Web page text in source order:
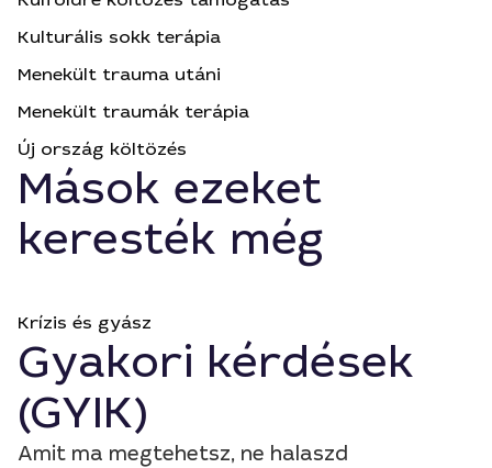
Kulturális sokk terápia
Menekült trauma utáni
Menekült traumák terápia
Új ország költözés
Mások ezeket
keresték még
Krízis és gyász
Gyakori kérdések
(GYIK)
Amit ma megtehetsz, ne halaszd